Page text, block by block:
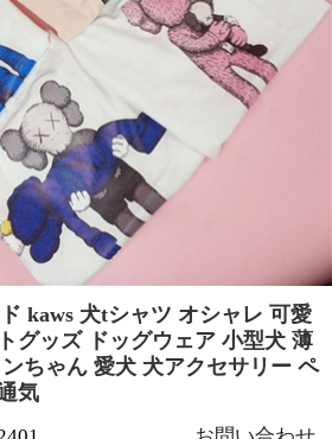
kaws 犬tシャツ オシャレ 可愛
グッズ ドッグウェア 小型犬 薄
ちゃん 愛犬 犬アクセサリー ペ
気